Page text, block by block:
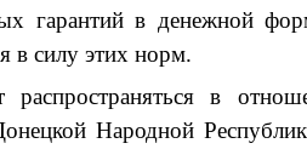
гарантий в денежной
в силу этих норм.
в
Народной